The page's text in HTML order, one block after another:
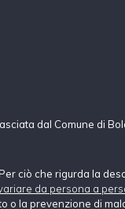
dal Comune di
ciò che rigurda la
da persona a
o la prevenzione di